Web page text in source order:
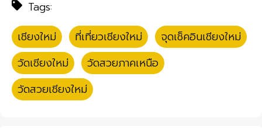
Tags:
เชียงใหม่
ที่เที่ยวเชียงใหม่ จุดเช็คอินเชียงใหม่
วัดเชียงใหม่
วัดสวยภาคเหนือ
วัดสวยเชียงใหม่